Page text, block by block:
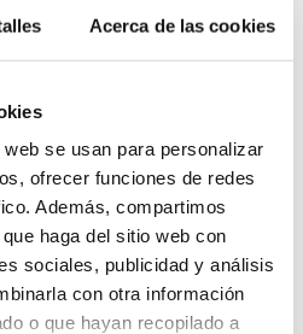
Acerca de las cookies
se usan para personalizar
ofrecer funciones de redes
Además, compartimos
haga del sitio web con
sociales, publicidad y análisis
con otra información
o que hayan recopilado a
to all
. — Sí que ha sido
adverbios de
de las preguntas
de frecuencia tienen una
se usan en preguntas.
no van al principio de la
se colocan después del sujeto
to be, o entre el auxiliar y el
verbo auxiliar presente.